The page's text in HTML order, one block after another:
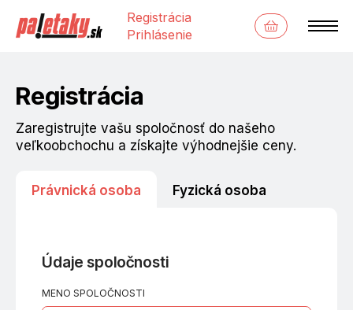
Registrácia
Prihlásenie
Registrácia
Zaregistrujte vašu spoločnosť do našeho
veľkoobchochu a získajte výhodnejšie ceny.
Právnická osoba Fyzická osoba
Údaje spoločnosti
MENO SPOLOČNOSTI
Údaje užívateľa
MENO UŽÍVATEĽA*